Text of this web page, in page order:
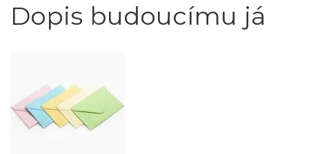
Dopis budoucímu já